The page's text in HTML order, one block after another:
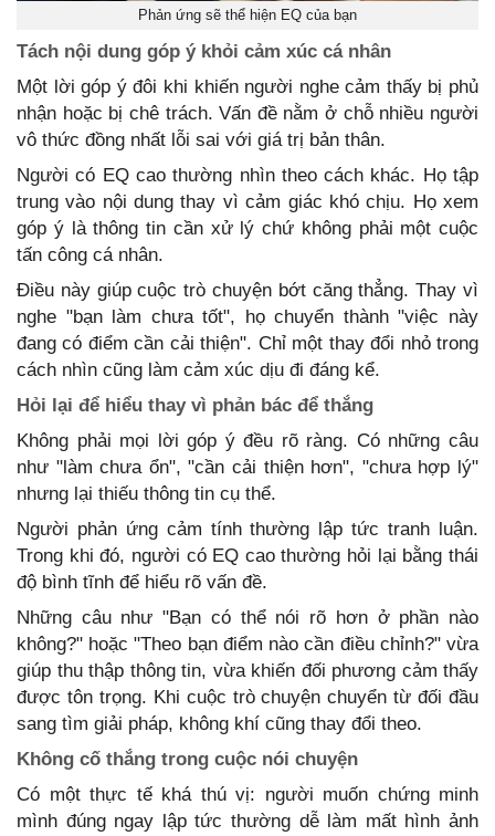
Phản ứng sẽ thể hiện EQ của bạn
Tách nội dung góp ý khỏi cảm xúc cá nhân
Một lời góp ý đôi khi khiến người nghe cảm thấy bị phủ
nhận hoặc bị chê trách. Vấn đề nằm ở chỗ nhiều người
vô thức đồng nhất lỗi sai với giá trị bản thân.
Người có EQ cao thường nhìn theo cách khác. Họ tập
trung vào nội dung thay vì cảm giác khó chịu. Họ xem
góp ý là thông tin cần xử lý chứ không phải một cuộc
tấn công cá nhân.
Điều này giúp cuộc trò chuyện bớt căng thẳng. Thay vì
nghe "bạn làm chưa tốt", họ chuyển thành "việc này
đang có điểm cần cải thiện". Chỉ một thay đổi nhỏ trong
cách nhìn cũng làm cảm xúc dịu đi đáng kể.
Hỏi lại để hiểu thay vì phản bác để thắng
Không phải mọi lời góp ý đều rõ ràng. Có những câu
như "làm chưa ổn", "cần cải thiện hơn", "chưa hợp lý"
nhưng lại thiếu thông tin cụ thể.
Người phản ứng cảm tính thường lập tức tranh luận.
Trong khi đó, người có EQ cao thường hỏi lại bằng thái
độ bình tĩnh để hiểu rõ vấn đề.
Những câu như "Bạn có thể nói rõ hơn ở phần nào
không?" hoặc "Theo bạn điểm nào cần điều chỉnh?" vừa
giúp thu thập thông tin, vừa khiến đối phương cảm thấy
được tôn trọng. Khi cuộc trò chuyện chuyển từ đối đầu
sang tìm giải pháp, không khí cũng thay đổi theo.
Không cố thắng trong cuộc nói chuyện
Có một thực tế khá thú vị: người muốn chứng minh
mình đúng ngay lập tức thường dễ làm mất hình ảnh